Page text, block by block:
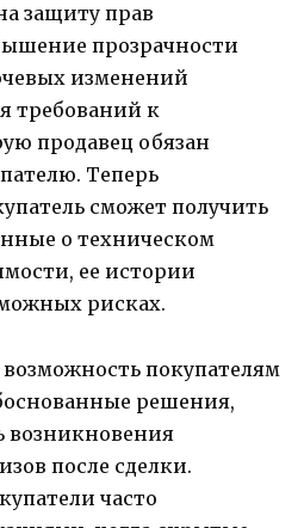
защиту прав
прозрачности
изменений
требований к
продавец обязан
Теперь
сможет получить
о техническом
ее истории
рисках.
покупателям
решения,
возникновения
после сделки.
часто